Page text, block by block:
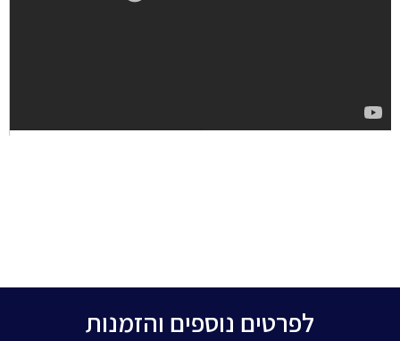
לפרטים נוספים והזמנות